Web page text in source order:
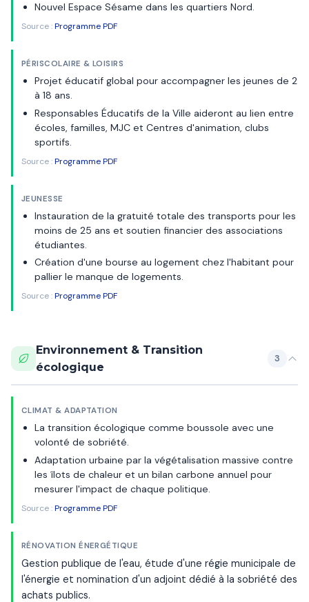
Nouvel Espace Sésame dans les quartiers Nord.
Source :Programme PDF
PÉRISCOLAIRE & LOISIRS
Projet éducatif global pour accompagner les jeunes de 2
à 18 ans.
Responsables Éducatifs de la Ville aideront au lien entre
écoles, familles, MJC et Centres d'animation, clubs
sportifs.
Source :Programme PDF
JEUNESSE
Instauration de la gratuité totale des transports pour les
moins de 25 ans et soutien financier des associations
étudiantes.
Création d'une bourse au logement chez l'habitant pour
pallier le manque de logements.
Source :Programme PDF
Environnement & Transition
écologique
3
CLIMAT & ADAPTATION
La transition écologique comme boussole avec une
volonté de sobriété.
Adaptation urbaine par la végétalisation massive contre
les îlots de chaleur et un bilan carbone annuel pour
mesurer l'impact de chaque politique.
Source :Programme PDF
RÉNOVATION ÉNERGÉTIQUE
Gestion publique de l'eau, étude d'une régie municipale de
l'énergie et nomination d'un adjoint dédié à la sobriété des
achats publics.